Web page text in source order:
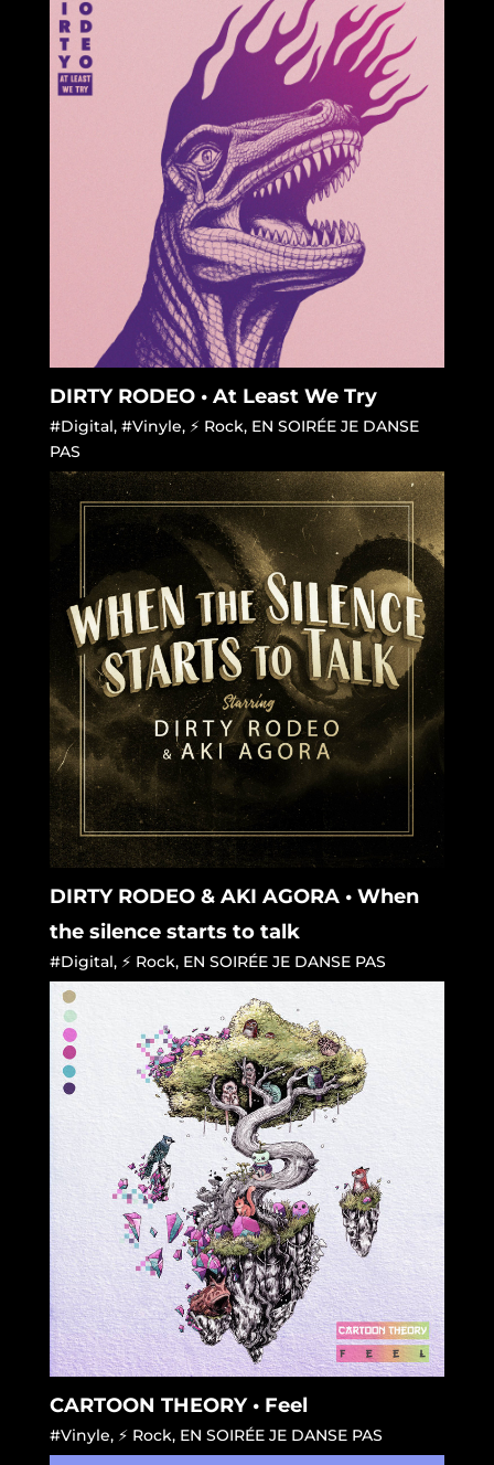
DIRTY RODEO • At Least We Try
#Digital, #Vinyle, ⚡ Rock, EN SOIRÉE JE DANSE
PAS
DIRTY RODEO & AKI AGORA • When
the silence starts to talk
#Digital, ⚡ Rock, EN SOIRÉE JE DANSE PAS
CARTOON THEORY • Feel
#Vinyle, ⚡ Rock, EN SOIRÉE JE DANSE PAS